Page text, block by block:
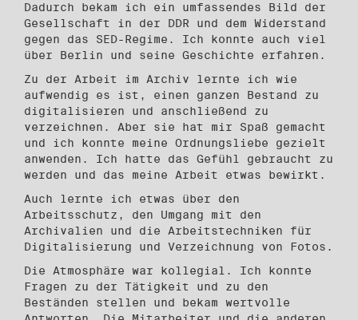
Dadurch bekam ich ein umfassendes Bild der
Gesellschaft in der DDR und dem Widerstand
gegen das SED-Regime. Ich konnte auch viel
über Berlin und seine Geschichte erfahren.
Zu der Arbeit im Archiv lernte ich wie
aufwendig es ist, einen ganzen Bestand zu
digi­talisieren und anschließend zu
verzeichnen. Aber sie hat mir Spaß gemacht
und ich konnte meine Ordnungsliebe gezielt
anwenden. Ich hatte das Gefühl gebraucht zu
werden und das meine Arbeit etwas bewirkt.
Auch lernte ich etwas über den
Arbeitsschutz, den Umgang mit den
Archivalien und die Arbeitstechniken für
Digitalisierung und Verzeichnung von Fotos.
Die Atmosphäre war kollegial. Ich konnte
Fragen zu der Tätigkeit und zu den
Beständen stellen und bekam wertvolle